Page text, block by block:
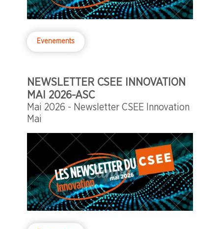
Evenements
NEWSLETTER CSEE INNOVATION
MAI 2026-ASC
Mai 2026 - Newsletter CSEE Innovation
Mai